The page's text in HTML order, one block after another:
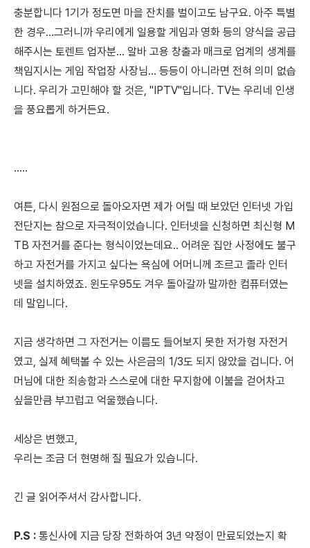
충분합니다 1기가 정도면 마을 잔치를 벌이고도 남구요. 아주 특별
한 경우...그러니까 우리에게 일용할 게임과 영화 등의 양식을 공급
해주시는 토렌트 업자분... 알바 고용 창출과 매크로 업계의 생계를
책임지시는 게임 작업장 사장님... 등등이 아니라면 전혀 의미 없습
니다. 우리가 고민해야 할 것은, "IPTV"입니다. TV는 우리네 인생
을 풍요롭게 하거든요.
.....
여튼, 다시 원점으로 돌아오자면 제가 어릴 때 보았던 인터넷 가입
전단지는 참으로 자극적이었습니다. 인터넷을 신청하면 최신형 M
TB 자전거를 준다는 형식이었는데요.. 어려운 집안 사정에도 불구
하고 자전거를 가지고 싶다는 욕심에 어머니께 조르고 졸라 인터
넷을 설치하였죠. 윈도우95도 겨우 돌아갈까 말까한 컴퓨터였는
데 말입니다.
지금 생각하면 그 자전거는 이름도 들어보지 못한 저가형 자전거
였고, 실제 혜택볼 수 있는 사은금의 1/3도 되지 않았을 겁니다. 어
머님에 대한 죄송함과 스스로에 대한 무지함에 이불을 걷어차고
싶을만큼 부끄럽고 억울했습니다.
세상은 변했고,
우리는 조금 더 현명해 질 필요가 있습니다.
긴 글 읽어주셔서 감사합니다.
P.S : 통신사에 지금 당장 전화하여 3년 약정이 만료되었는지 확